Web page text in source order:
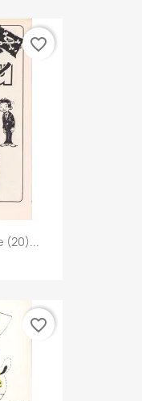
(20)...
favorite_border
favorite_border